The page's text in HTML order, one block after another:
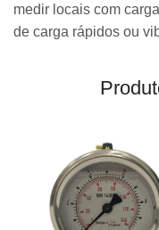
medir locais com
de carga rápidos ou